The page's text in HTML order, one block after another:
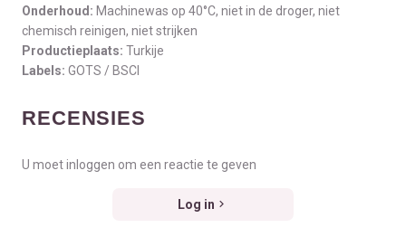
Onderhoud: Machinewas op 40°C, niet in de droger, niet
chemisch reinigen, niet strijken
Productieplaats: Turkije
Labels: GOTS / BSCI
RECENSIES
U moet inloggen om een reactie te geven
Log in